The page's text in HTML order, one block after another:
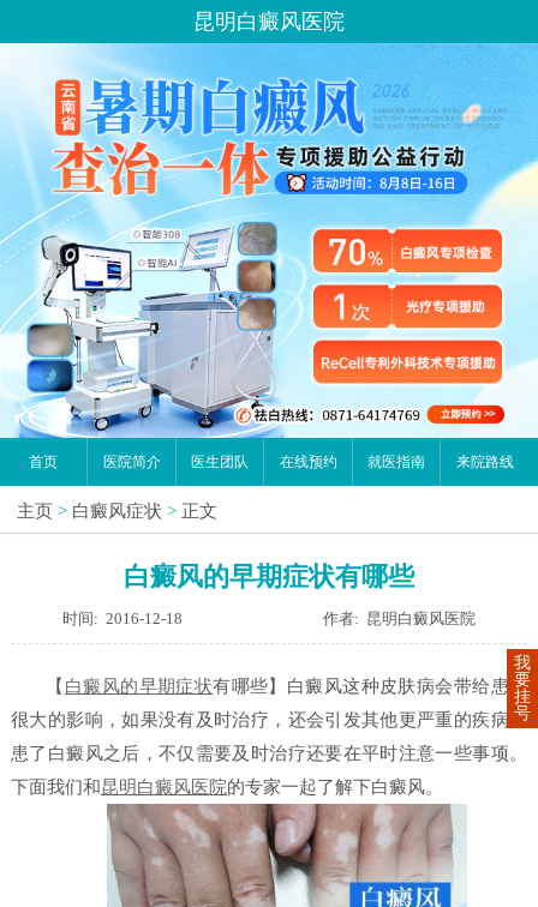
昆明白癜风医院
首页 医院简介 医生团队 在线预约 就医指南 来院路线
主页 > 白癜风症状 > 正文
白癜风的早期症状有哪些
时间: 2016-12-18 作者: 昆明白癜风医院
【 白癜风的早期症状有哪些】 白癜风这种皮肤病会带给患者
很大的影响，如果没有及时治疗，还会引发其他更严重的疾病。
患了白癜风之后，不仅需要及时治疗还要在平时注意一些事项。
下面我们和昆明白癜风医院的专家一起了解下白癜风。
我
要
挂
号